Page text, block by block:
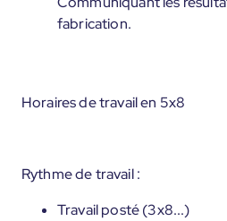
fabrication.
Horaires de travail en 5x8
Rythme de travail :
Travail posté (3x8...)